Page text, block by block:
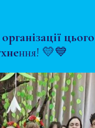
ння! 💛💙